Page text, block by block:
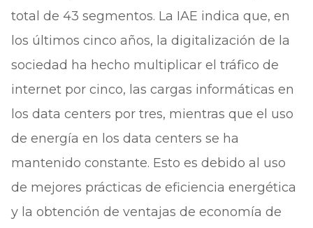
total de 43 segmentos. La IAE indica que, en
los últimos cinco años, la digitalización de la
sociedad ha hecho multiplicar el tráfico de
internet por cinco, las cargas informáticas en
los data centers por tres, mientras que el uso
de energía en los data centers se ha
mantenido constante. Esto es debido al uso
de mejores prácticas de eficiencia energética
y la obtención de ventajas de economía de